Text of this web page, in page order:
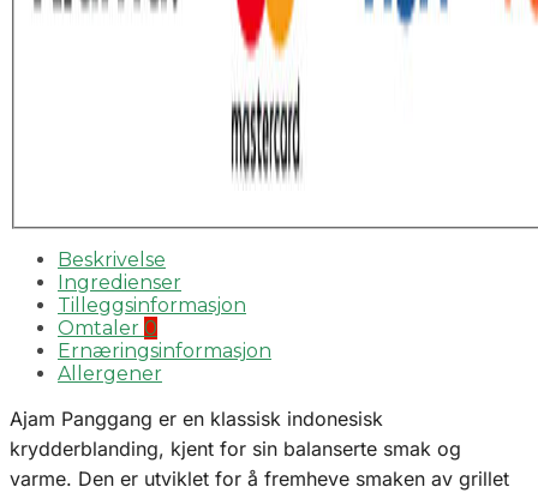
Beskrivelse
Ingredienser
Tilleggsinformasjon
Omtaler 0
Ernæringsinformasjon
Allergener
Ajam Panggang er en klassisk indonesisk
krydderblanding, kjent for sin balanserte smak og
varme. Den er utviklet for å fremheve smaken av grillet